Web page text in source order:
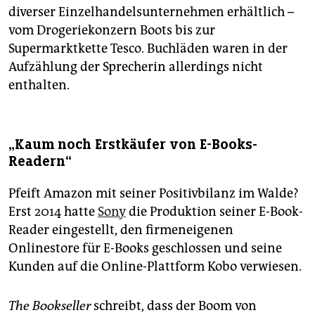
diverser Einzelhandelsunternehmen erhältlich –
vom Drogeriekonzern Boots bis zur
Supermarktkette Tesco. Buchläden waren in der
Aufzählung der Sprecherin allerdings nicht
enthalten.
„Kaum noch Erstkäufer von E-Books-
Readern“
Pfeift Amazon mit seiner Positivbilanz im Walde?
Erst 2014 hatte Sonydie Produktion seiner E-Book-
Reader eingestellt, den firmeneigenen
Onlinestore für E-Books geschlossen und seine
Kunden auf die Online-Plattform Kobo verwiesen.
The Booksellerschreibt, dass der Boom von